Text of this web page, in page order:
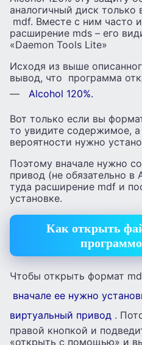
аналогичный диск
mdf. Вместе с ним часто
расширение mds – его
«Daemon Tools Lite»
Исходя из выше
вывод, что программа
—
Alcohol 120%.
Вот только если вы
то увидите содержимое,
вероятности нужно
Поэтому вначале нужно
привод (не обязательно в
туда расширение mdf и
установке.
Как открыть
Чтобы открыть формат
вначале ее нужно
виртуальный привод .
правой кнопкой и
«открыть с помощью» и